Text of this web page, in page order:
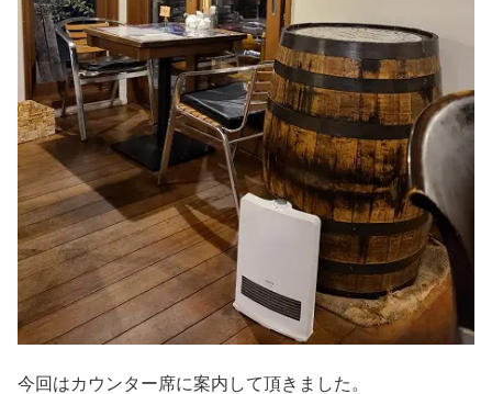
今回はカウンター席に案内して頂きました。